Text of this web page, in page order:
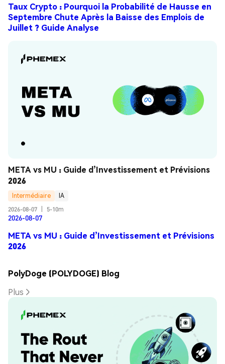
Taux Crypto : Pourquoi la Probabilité de Hausse en
Septembre Chute Après la Baisse des Emplois de
Juillet ? Guide Analyse
META vs MU : Guide d’Investissement et Prévisions
2026
Intermédiaire
IA
2026-08-07
5-10m
2026-08-07
META vs MU : Guide d’Investissement et Prévisions
2026
PolyDoge (POLYDOGE) Blog
Plus